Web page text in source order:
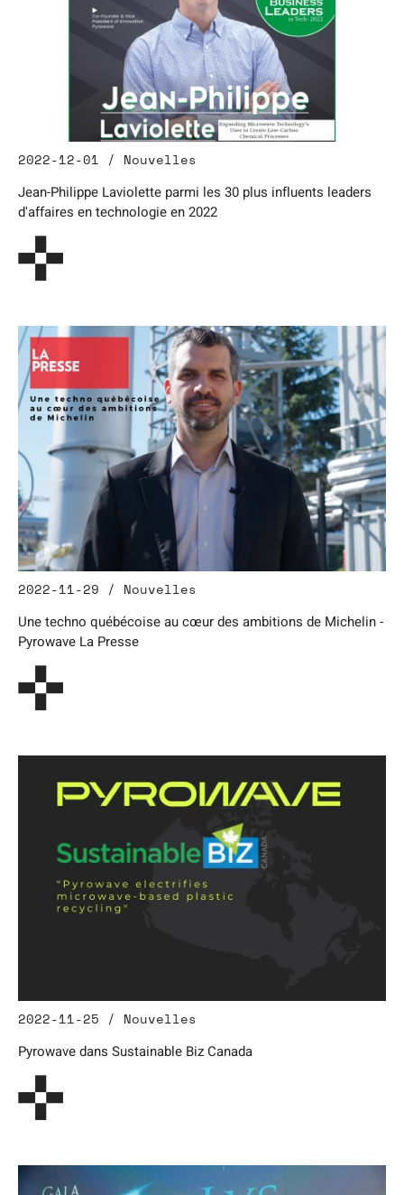
2022-12-01 / Nouvelles
Jean-Philippe Laviolette parmi les 30 plus influents leaders
d'affaires en technologie en 2022
2022-11-29 / Nouvelles
Une techno québécoise au cœur des ambitions de Michelin -
Pyrowave La Presse
2022-11-25 / Nouvelles
Pyrowave dans Sustainable Biz Canada